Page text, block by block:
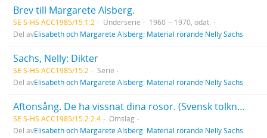
Brev till Margarete Alsberg.
SE S-HS ACC1985/15:1:2 Underserie
1960 -- 1970, odat.
Del avElisabeth och Margarete Alsberg: Material rörande Nelly Sachs
Sachs, Nelly: Dikter
SE S-HS ACC1985/15:2
Serie
Del avElisabeth och Margarete Alsberg: Material rörande Nelly Sachs
Aftonsång. De ha vissnat dina rosor. (Svensk tolkning av Johannes Edfelt).
SE S-HS ACC1985/15:2:2:4
Omslag
Del avElisabeth och Margarete Alsberg: Material rörande Nelly Sachs